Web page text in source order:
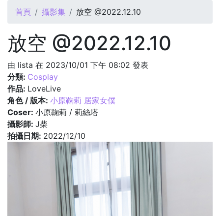
您在這裡
首頁 攝影集 放空 @2022.12.10
放空 @2022.12.10
由 lista 在 2023/10/01 下午 08:02 發表
分類: Cosplay
作品: LoveLive
角色 / 版本: 小原鞠莉 居家女僕
Coser: 小原鞠莉 / 莉絲塔
攝影師: J柴
拍攝日期: 2022/12/10